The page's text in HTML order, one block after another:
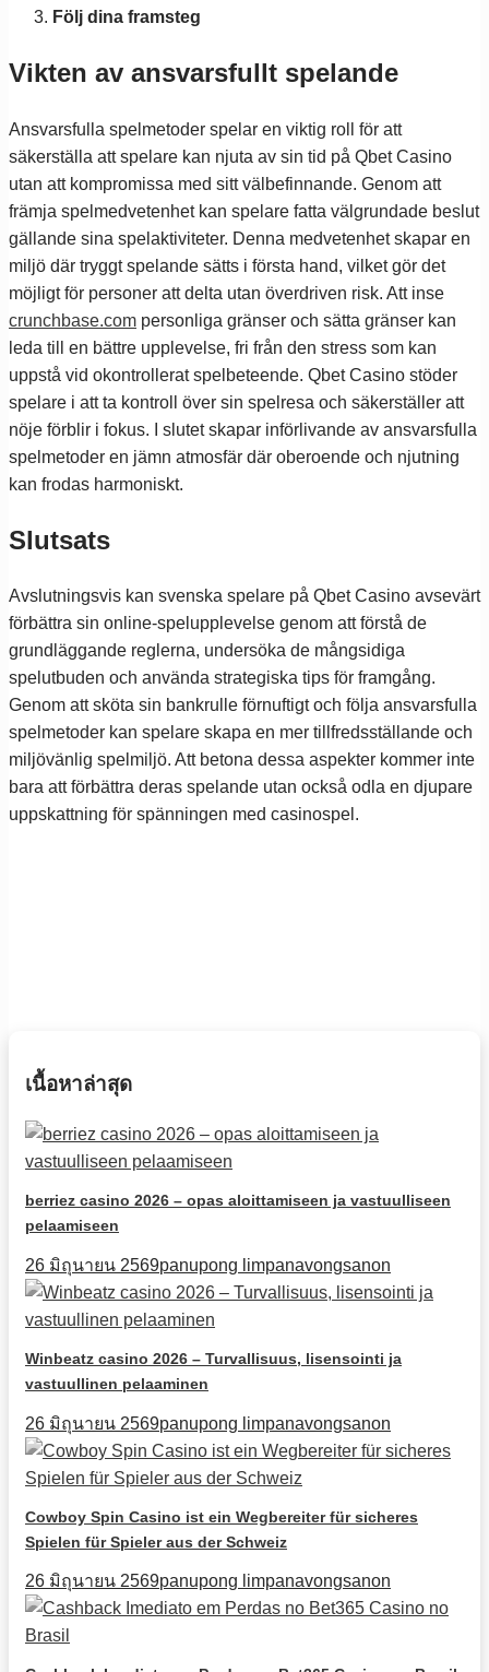
Följ dina framsteg
Vikten av ansvarsfullt spelande
Ansvarsfulla spelmetoder spelar en viktig roll för att
säkerställa att spelare kan njuta av sin tid på Qbet Casino
utan att kompromissa med sitt välbefinnande. Genom att
främja spelmedvetenhet kan spelare fatta välgrundade beslut
gällande sina spelaktiviteter. Denna medvetenhet skapar en
miljö där tryggt spelande sätts i första hand, vilket gör det
möjligt för personer att delta utan överdriven risk. Att inse
crunchbase.com personliga gränser och sätta gränser kan
leda till en bättre upplevelse, fri från den stress som kan
uppstå vid okontrollerat spelbeteende. Qbet Casino stöder
spelare i att ta kontroll över sin spelresa och säkerställer att
nöje förblir i fokus. I slutet skapar införlivande av ansvarsfulla
spelmetoder en jämn atmosfär där oberoende och njutning
kan frodas harmoniskt.
Slutsats
Avslutningsvis kan svenska spelare på Qbet Casino avsevärt
förbättra sin online-spelupplevelse genom att förstå de
grundläggande reglerna, undersöka de mångsidiga
spelutbuden och använda strategiska tips för framgång.
Genom att sköta sin bankrulle förnuftigt och följa ansvarsfulla
spelmetoder kan spelare skapa en mer tillfredsställande och
miljövänlig spelmiljö. Att betona dessa aspekter kommer inte
bara att förbättra deras spelande utan också odla en djupare
uppskattning för spänningen med casinospel.
เนื้อหาล่าสุด
berriez casino 2026 – opas aloittamiseen ja vastuulliseen
pelaamiseen
26 มิถุนายน 2569panupong limpanavongsanon
Winbeatz casino 2026 – Turvallisuus, lisensointi ja
vastuullinen pelaaminen
26 มิถุนายน 2569panupong limpanavongsanon
Cowboy Spin Casino ist ein Wegbereiter für sicheres
Spielen für Spieler aus der Schweiz
26 มิถุนายน 2569panupong limpanavongsanon